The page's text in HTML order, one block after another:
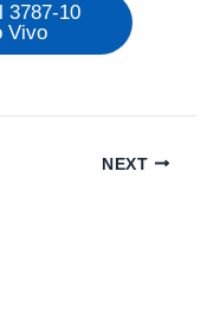
3787-10
Vivo
NEXT